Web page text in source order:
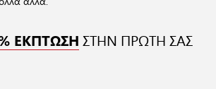
ΕΚΠΤΩΣΗ ΣΤΗΝ ΠΡΩΤΗ ΣΑΣ